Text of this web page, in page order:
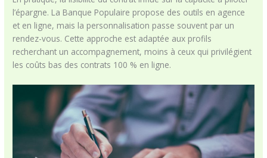
l’épargne. La Banque Populaire propose des outils en agence
et en ligne, mais la personnalisation passe souvent par un
rendez-vous. Cette approche est adaptée aux profils
recherchant un accompagnement, moins à ceux qui privilégient
les coûts bas des contrats 100 % en ligne.